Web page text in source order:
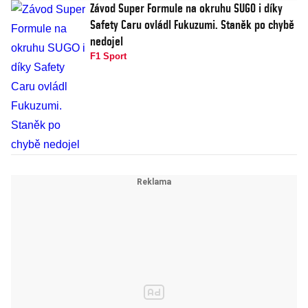
Závod Super Formule na okruhu SUGO i díky
Safety Caru ovládl Fukuzumi. Staněk po chybě
nedojel
F1 Sport